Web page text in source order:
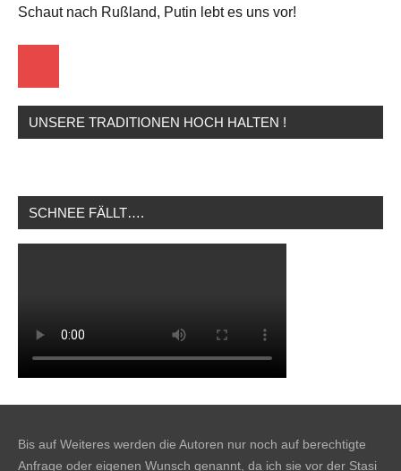
Schaut nach Rußland, Putin lebt es uns vor!
UNSERE TRADITIONEN HOCH HALTEN !
SCHNEE FÄLLT….
Bis auf Weiteres werden die Autoren nur noch auf berechtigte
Anfrage oder eigenen Wunsch genannt, da ich sie vor der Stasi